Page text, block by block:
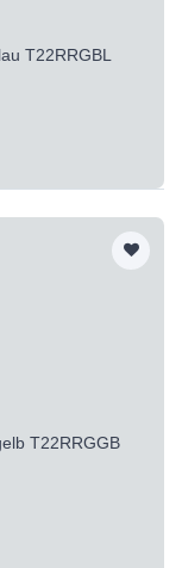
T22RRGBL
T22RRGGB